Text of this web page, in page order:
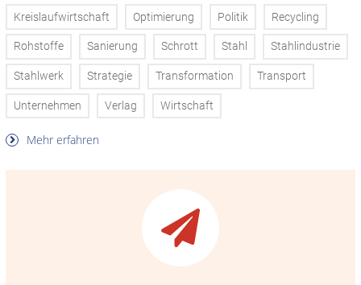
Kreislaufwirtschaft Optimierung Politik Recycling
Rohstoffe Sanierung Schrott Stahl Stahlindustrie
Stahlwerk Strategie Transformation Transport
Unternehmen Verlag Wirtschaft
Mehr erfahren